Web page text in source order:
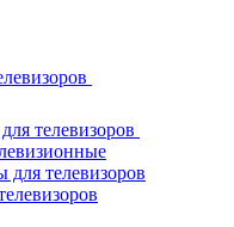
телевизоров
телевизоров